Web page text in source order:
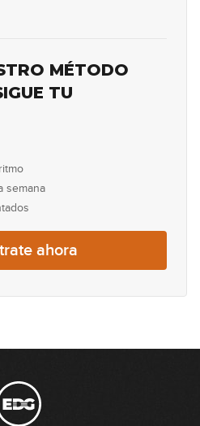
(simplificada)
- Wonderwall (simplificada)
más) (simplificada)
Blondes - What's Up
MÉTODO
TU
semana
ahora